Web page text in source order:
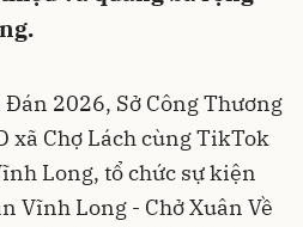
2026, Sở Công Thương
xã Chợ Lách cùng TikTok
Long, tổ chức sự kiện
Vĩnh Long - Chở Xuân Về